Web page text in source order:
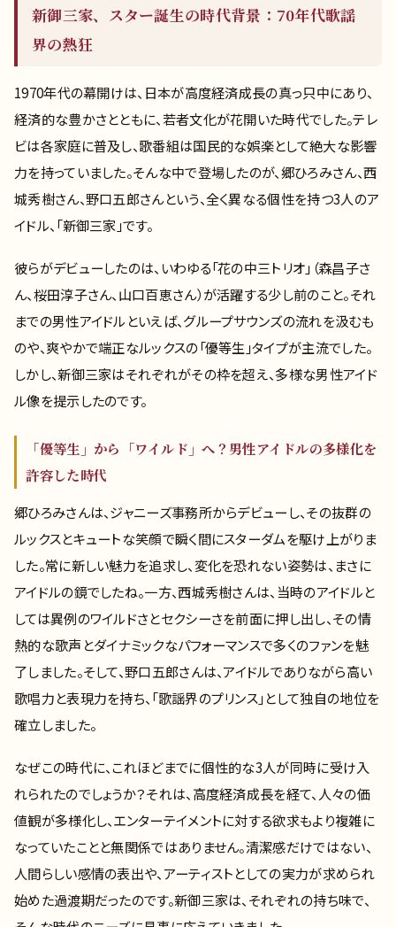
新御三家、スター誕生の時代背景：70年代歌謡
界の熱狂
1970年代の幕開けは、日本が高度経済成長の真っ只中にあり、
経済的な豊かさとともに、若者文化が花開いた時代でした。テレ
ビは各家庭に普及し、歌番組は国民的な娯楽として絶大な影響
力を持っていました。そんな中で登場したのが、郷ひろみさん、西
城秀樹さん、野口五郎さんという、全く異なる個性を持つ3人のア
イドル、「新御三家」です。
彼らがデビューしたのは、いわゆる「花の中三トリオ」（森昌子さ
ん、桜田淳子さん、山口百恵さん）が活躍する少し前のこと。それ
までの男性アイドルといえば、グループサウンズの流れを汲むも
のや、爽やかで端正なルックスの「優等生」タイプが主流でした。
しかし、新御三家はそれぞれがその枠を超え、多様な男性アイド
ル像を提示したのです。
「優等生」から「ワイルド」へ？男性アイドルの多様化を
許容した時代
郷ひろみさんは、ジャニーズ事務所からデビューし、その抜群の
ルックスとキュートな笑顔で瞬く間にスターダムを駆け上がりま
した。常に新しい魅力を追求し、変化を恐れない姿勢は、まさに
アイドルの鏡でしたね。一方、西城秀樹さんは、当時のアイドルと
しては異例のワイルドさとセクシーさを前面に押し出し、その情
熱的な歌声とダイナミックなパフォーマンスで多くのファンを魅
了しました。そして、野口五郎さんは、アイドルでありながら高い
歌唱力と表現力を持ち、「歌謡界のプリンス」として独自の地位を
確立しました。
なぜこの時代に、これほどまでに個性的な3人が同時に受け入
れられたのでしょうか？それは、高度経済成長を経て、人々の価
値観が多様化し、エンターテイメントに対する欲求もより複雑に
なっていたことと無関係ではありません。清潔感だけではない、
人間らしい感情の表出や、アーティストとしての実力が求められ
始めた過渡期だったのです。新御三家は、それぞれの持ち味で、